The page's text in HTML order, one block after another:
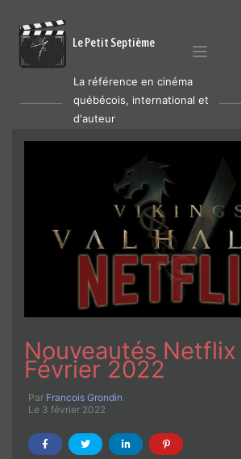
Le Petit Septième
La référence en cinéma
québécois, international et
d'auteur
Nouveautés
Février 2022
Par Francois Grondin
Le 3 février 2022